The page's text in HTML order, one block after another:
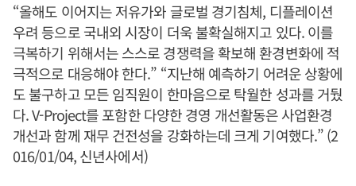
“올해도 이어지는 저유가와 글로벌 경기침체, 디플레이션
우려 등으로 국내외 시장이 더욱 불확실해지고 있다. 이를
극복하기 위해서는 스스로 경쟁력을 확보해 환경변화에 적
극적으로 대응해야 한다.” “지난해 예측하기 어려운 상황에
도 불구하고 모든 임직원이 한마음으로 탁월한 성과를 거뒀
다. V-Project를 포함한 다양한 경영 개선활동은 사업환경
개선과 함께 재무 건전성을 강화하는데 크게 기여했다.” (2
016/01/04, 신년사에서)